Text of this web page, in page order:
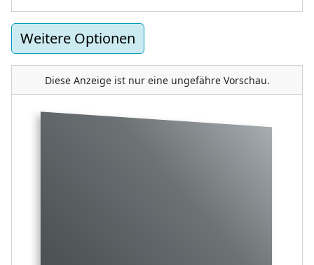
Weitere Optionen
Diese Anzeige ist nur eine ungefähre Vorschau.